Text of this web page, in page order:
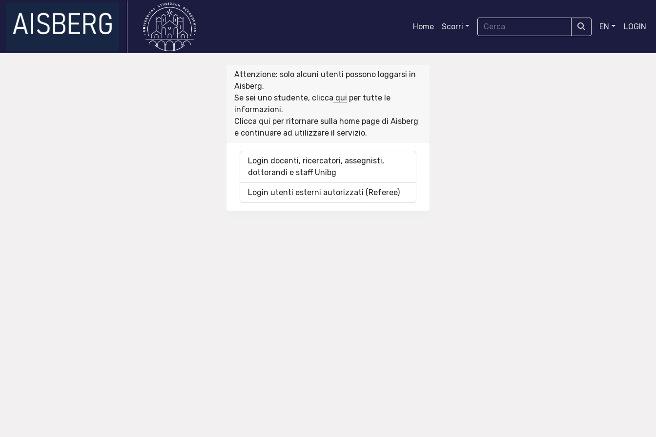
Home Scorri EN LOGIN
Attenzione: solo alcuni utenti possono loggarsi in
Aisberg.
Se sei uno studente, clicca qui per tutte le
informazioni.
Clicca qui per ritornare sulla home page di Aisberg
e continuare ad utilizzare il servizio.
Login docenti, ricercatori, assegnisti,
dottorandi e staff Unibg
Login utenti esterni autorizzati (Referee)